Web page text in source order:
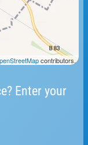
Enter your
contributors.